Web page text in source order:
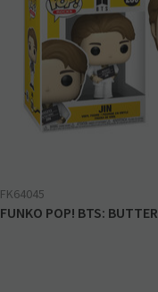
FK64045
FUNKO POP! BTS: